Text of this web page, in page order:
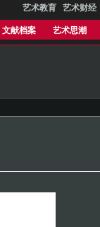
艺术教育 艺术财经
文献档案 艺术思潮